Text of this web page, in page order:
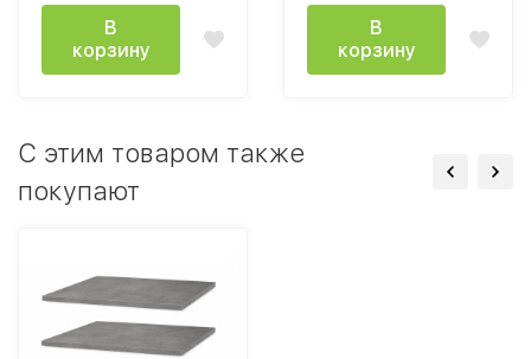
В
корзину
В
корзину
C этим товаром также
покупают